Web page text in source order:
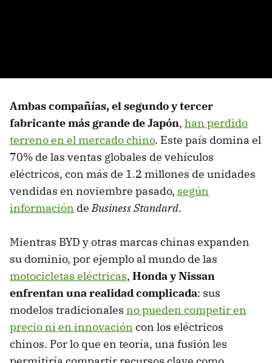
Ambas compañías, el segundo y tercer
fabricante más grande de Japón, han perdido
terreno en el mercado chino. Este país domina el
70% de las ventas globales de vehículos
eléctricos, con más de 1.2 millones de unidades
vendidas en noviembre pasado, según
información deBusiness Standard.
Mientras BYD y otras marcas chinas expanden
su dominio, por ejemplo al mundo de las
motocicletas eléctricas, Honda y Nissan
enfrentan una realidad complicada: sus
modelos tradicionales no pueden competir en
precio ni en innovación con los eléctricos
chinos. Por lo que en teoría, una fusión les